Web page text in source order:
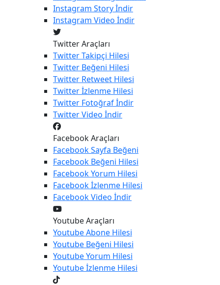
Instagram Story İndir
Instagram Video İndir
Twitter Araçları
TwitterTakipçi Hilesi
Twitter Beğeni Hilesi
Twitter Retweet Hilesi
Twitterİzlenme Hilesi
Twitter Fotoğraf İndir
TwitterVideo İndir
Facebook Araçları
FacebookSayfa Beğeni
Facebook Beğeni Hilesi
FacebookYorum Hilesi
Facebookİzlenme Hilesi
FacebookVideo İndir
Youtube Araçları
YoutubeAbone Hilesi
Youtube Beğeni Hilesi
YoutubeYorum Hilesi
Youtubeİzlenme Hilesi